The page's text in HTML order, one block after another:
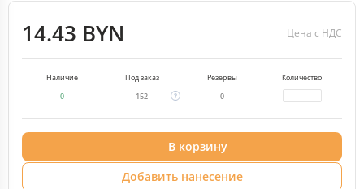
14.43 BYN Цена с НДС
Наличие Под заказ Резервы
Количество
0
152 0
В корзину
Добавить нанесение